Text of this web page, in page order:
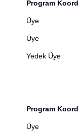
Program
Üye
Üye
Yedek Üye
Program
Üye